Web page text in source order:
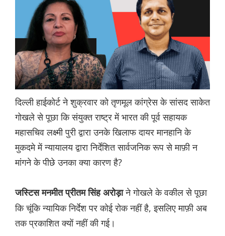
दिल्ली हाईकोर्ट ने शुक्रवार को तृणमूल कांग्रेस के सांसद साकेत
गोखले से पूछा कि संयुक्त राष्ट्र में भारत की पूर्व सहायक
महासचिव लक्ष्मी पुरी द्वारा उनके खिलाफ दायर मानहानि के
मुकदमे में न्यायालय द्वारा निर्देशित सार्वजनिक रूप से माफ़ी न
मांगने के पीछे उनका क्या कारण है?
जस्टिस मनमीत प्रीतम सिंह अरोड़ाने गोखले के वकील से पूछा
कि चूंकि न्यायिक निर्देश पर कोई रोक नहीं है, इसलिए माफ़ी अब
तक प्रकाशित क्यों नहीं की गई।